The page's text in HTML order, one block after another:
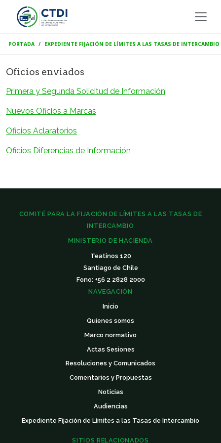
PORTADA EXPEDIENTE FIJACIÓN DE LÍMITES A LAS TASAS DE INTERCAMBIO
Oficios enviados
Primera y Segunda Solicitud de Información
Nuevos Oficios a Marcas
Oficios Aclaratorios
Oficios Diferencias de Información
COMITÉ PARA LA FIJACIÓN DE LÍMITES A LAS TASAS DE
INTERCAMBIO
MINISTERIO DE HACIENDA
Teatinos 120
Santiago de Chile
Fono: +56 2 2828 2000
NAVEGACIÓN
Inicio
Quienes somos
Marco normativo
Actas Sesiones
Resoluciones y Comunicados
Comentarios y Propuestas
Noticias
Audiencias
Expediente Fijación de Límites a las Tasas de Intercambio
SITIOS RELACIONADOS